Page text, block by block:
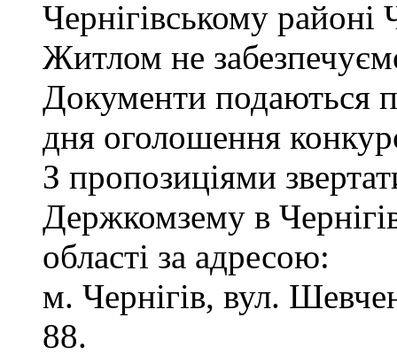
Чернігівському районі
Житлом не
Документи подаються
дня оголошення
З пропозиціями
Держкомзему в
області за адресою:
м. Чернігів, вул.
88.